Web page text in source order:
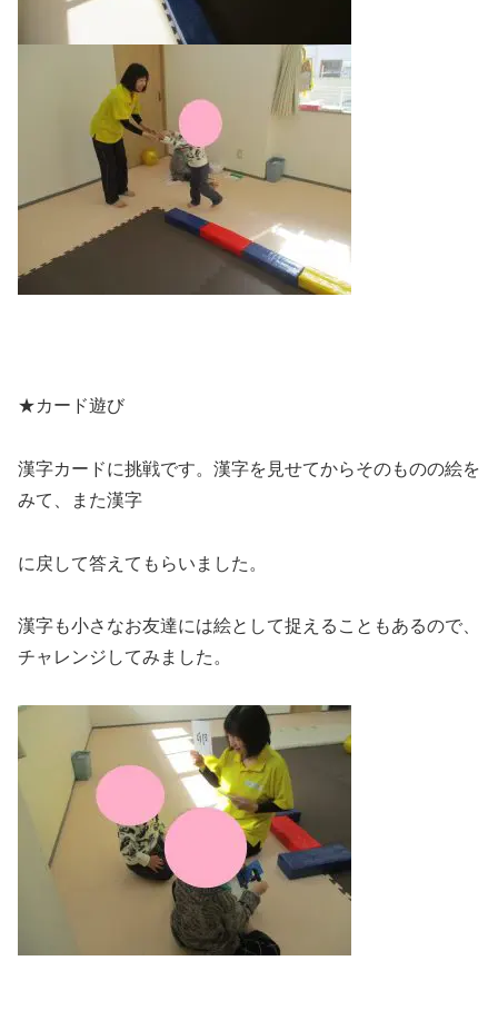
★カード遊び
漢字カードに挑戦です。漢字を見せてからそのものの絵を
みて、また漢字
に戻して答えてもらいました。
漢字も小さなお友達には絵として捉えることもあるので、
チャレンジしてみました。